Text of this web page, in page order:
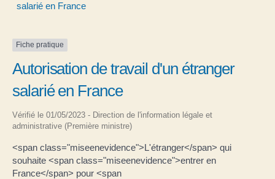
salarié en France
Fiche pratique
Autorisation de travail d'un étranger
salarié en France
Vérifié le 01/05/2023 - Direction de l'information légale et
administrative (Première ministre)
<span class="miseenevidence">L'étranger</span> qui
souhaite <span class="miseenevidence">entrer en
France</span> pour <span